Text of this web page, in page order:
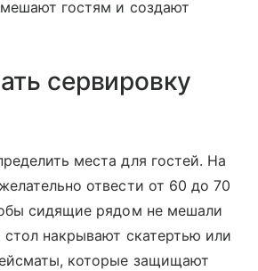
гостям и создают
сервировку
места для гостей. На
отвести от 60 до 70
сидящие рядом не мешали
стол накрывают скатертью или
которые защищают